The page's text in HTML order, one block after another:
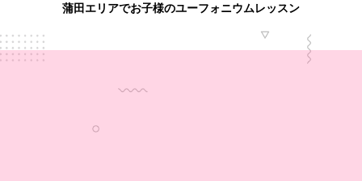
蒲田エリアでお子様のユーフォニウムレッスン